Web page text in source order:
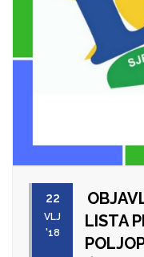
22
VLJ
'18
LISTA